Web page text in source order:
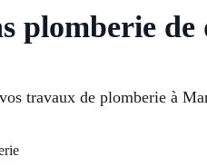
plomberie
travaux de plomberie à